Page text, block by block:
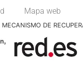
Mapa web
DE